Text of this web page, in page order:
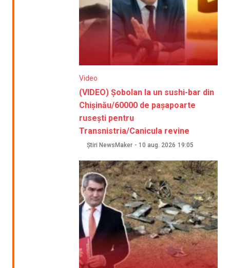
Video
(VIDEO) Șobolan la un sushi-bar din
Chișinău/60000 de pașapoarte
rusești pentru
Transnistria/Canicula revine
Știri NewsMaker - 10 aug. 2026 19:05